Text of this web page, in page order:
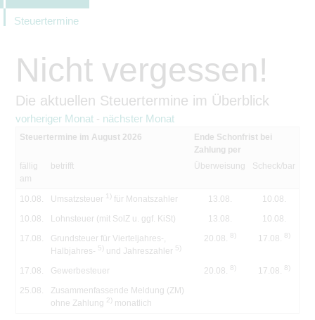
Steuertermine
Nicht vergessen!
Die aktuellen Steuertermine im Überblick
vorheriger Monat - nächster Monat
Steuertermine im August 2026
Ende Schonfrist bei
Zahlung per
fällig
am
betrifft Überweisung Scheck/bar
10.08. Umsatzsteuer 1) für Monatszahler 13.08.
10.08.
10.08.
Lohnsteuer (mit SolZ u. ggf. KiSt) 13.08.
10.08.
17.08.
Grundsteuer für Vierteljahres-,
Halbjahres- 5) und Jahreszahler 5)
20.08. 8) 17.08. 8)
17.08. Gewerbesteuer 20.08. 8) 17.08. 8)
25.08.
Zusammenfassende Meldung (ZM)
ohne Zahlung 2) monatlich